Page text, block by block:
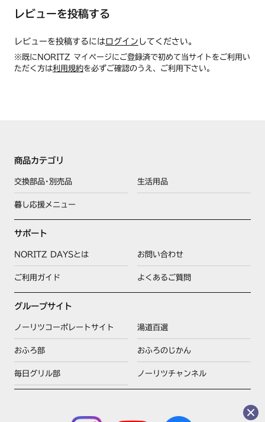
レビューを投稿する
レビューを投稿するにはログイン してください。
※既にNORITZ マイページにご登録済で初めて当サイトをご利用い
ただく方は利用規約を必ずご確認のうえ、ご利用下さい。
商品カテゴリ
交換部品･別売品 生活用品
暮し応援メニュー
サポート
NORITZ DAYSとは お問い合わせ
ご利用ガイド よくあるご質問
グループサイト
ノーリツコーポレートサイト 湯道百選
おふろ部 おふろのじかん
毎日グリル部 ノーリツチャンネル